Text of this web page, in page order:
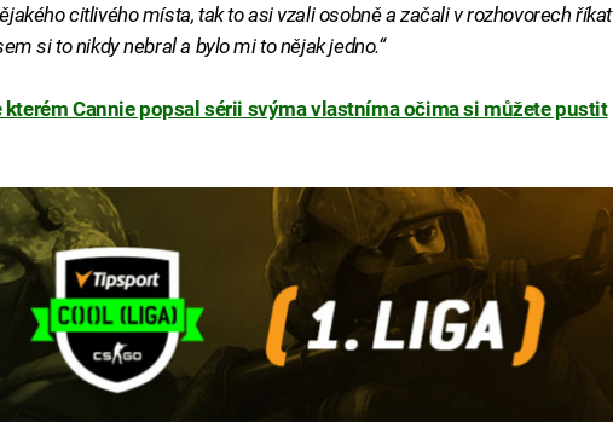
citlivého místa, tak to asi vzali osobně a začali v rozhovorech říkat
si to nikdy nebral a bylo mi to nějak jedno.“
kterém Cannie popsal sérii svýma vlastníma očima si můžete pustit